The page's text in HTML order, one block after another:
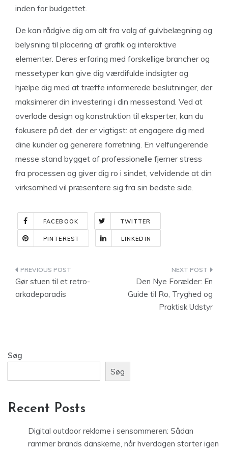
inden for budgettet.
De kan rådgive dig om alt fra valg af gulvbelægning og
belysning til placering af grafik og interaktive
elementer. Deres erfaring med forskellige brancher og
messetyper kan give dig værdifulde indsigter og
hjælpe dig med at træffe informerede beslutninger, der
maksimerer din investering i din messestand. Ved at
overlade design og konstruktion til eksperter, kan du
fokusere på det, der er vigtigst: at engagere dig med
dine kunder og generere forretning. En velfungerende
messe stand bygget af professionelle fjerner stress
fra processen og giver dig ro i sindet, velvidende at din
virksomhed vil præsentere sig fra sin bedste side.
FACEBOOK TWITTER
PINTEREST LINKEDIN
Indlægsnavigation
Gør stuen til et retro-
arkadeparadis
Den Nye Forælder: En
Guide til Ro, Tryghed og
Praktisk Udstyr
Søg
Søg
Recent Posts
Digital outdoor reklame i sensommeren: Sådan
rammer brands danskerne, når hverdagen starter igen